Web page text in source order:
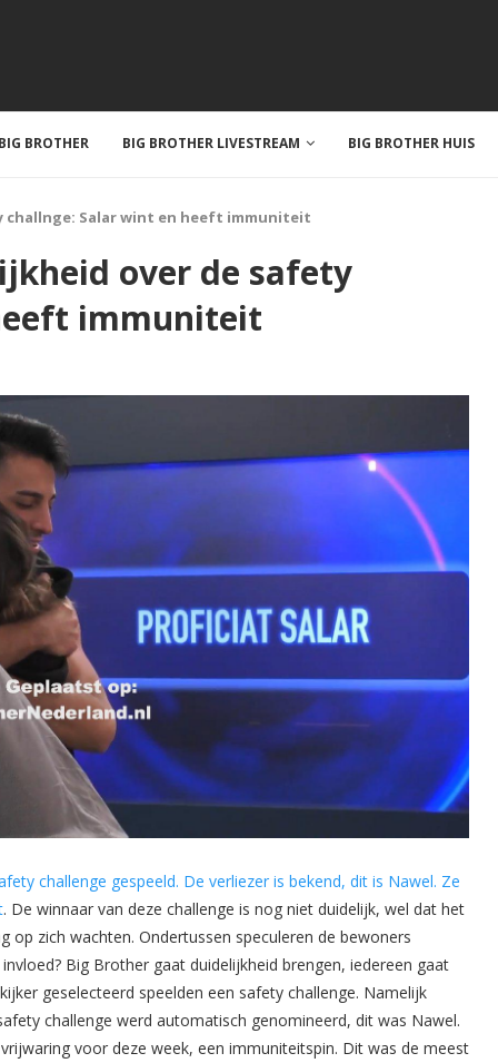
BROTHER BIG BROTHER LIVESTREAM BIG BROTHER HUIS
Salar wint en heeft immuniteit
over de safety
immuniteit
challenge gespeeld. De verliezer is bekend, dit is Nawel. Ze
. De winnaar van deze challenge is nog niet duidelijk, wel dat het
op zich wachten. Ondertussen speculeren de bewoners
Big Brother gaat duidelijkheid brengen, iedereen gaat
geselecteerd speelden een safety challenge. Namelijk
challenge werd automatisch genomineerd, dit was Nawel.
voor deze week, een immuniteitspin. Dit was de meest